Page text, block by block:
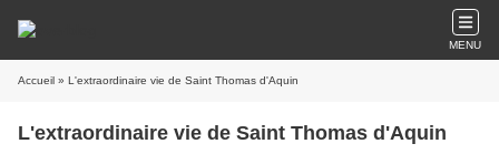
MENU
Accueil » L'extraordinaire vie de Saint Thomas d'Aquin
L'extraordinaire vie de Saint Thomas d'Aquin